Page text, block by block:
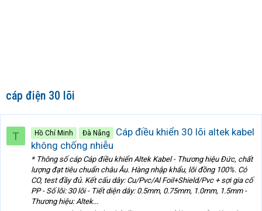
cáp điện 30 lõi
T Hồ Chí Minh Đà Nẵng
Cáp điều khiển 30 lõi altek kabel
không chống nhiễu
* Thông số cáp Cáp điều khiển Altek Kabel - Thương hiệu Đức, chất
lượng đạt tiêu chuẩn châu Âu. Hàng nhập khẩu, lõi đồng 100%. Có
CO, test đầy đủ. Kết cấu dây: Cu/Pvc/Al Foil+Shield/Pvc + sợi gia cố
PP - Số lõi: 30 lõi - Tiết diện dây: 0.5mm, 0.75mm, 1.0mm, 1.5mm -
Thương hiệu: Altek...